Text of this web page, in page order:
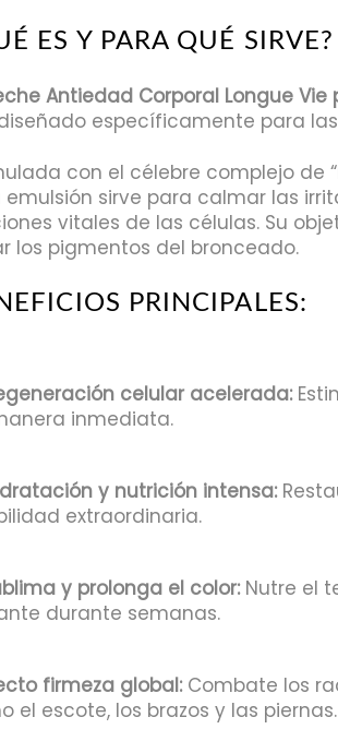
ES Y PARA QUÉ SIRVE?
Antiedad Corporal Longue
específicamente para
con el célebre complejo de
emulsión sirve para calmar las
vitales de las células. Su
los pigmentos del bronceado.
PRINCIPALES:
celular acelerada:
inmediata.
y nutrición intensa:
extraordinaria.
y prolonga el color:Nutre el
durante semanas.
firmeza global:Combate los
el escote, los brazos y las piernas.